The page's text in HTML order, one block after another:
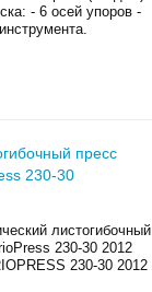
- 6 осей упоров -
пресс
230-30
листогибочный
230-30 2012
230-30 2012